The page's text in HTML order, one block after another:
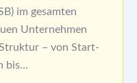
im gesamten
Unternehmen
– von Start-
bis…